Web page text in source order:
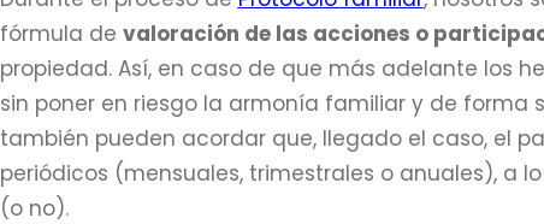
fórmula de valoración de las acciones o
propiedad. Así, en caso de que más adelante los
sin poner en riesgo la armonía familiar y de
también pueden acordar que, llegado el caso, el
periódicos (mensuales, trimestrales o anuales), a
(o no).